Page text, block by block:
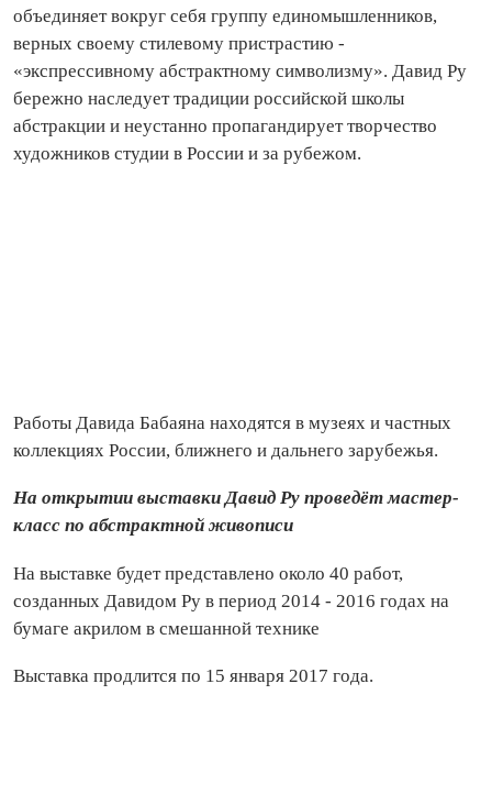
объединяет вокруг себя группу единомышленников,
верных своему стилевому пристрастию -
«экспрессивному абстрактному символизму». Давид Ру
бережно наследует традиции российской школы
абстракции и неустанно пропагандирует творчество
художников студии в России и за рубежом.
Работы Давида Бабаяна находятся в музеях и частных
коллекциях России, ближнего и дальнего зарубежья.
На открытии выставки Давид Ру проведёт мастер-
класс по абстрактной живописи
На выставке будет представлено около 40 работ,
созданных Давидом Ру в период 2014 - 2016 годах на
бумаге акрилом в смешанной технике
Выставка продлится по 15 января 2017 года.